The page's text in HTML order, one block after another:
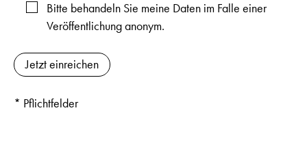
Bitte behandeln Sie meine Daten im Falle einer
Veröffentlichung anonym.
* Pflichtfelder